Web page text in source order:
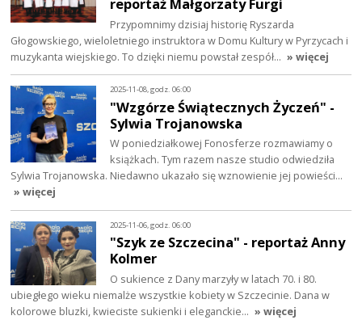
Przypomnimy dzisiaj historię Ryszarda
Głogowskiego, wieloletniego instruktora w Domu Kultury w Pyrzycach i
muzykanta wiejskiego. To dzięki niemu powstał zespół… » więcej
2025-11-08, godz. 06:00
"Wzgórze Świątecznych Życzeń" -
Sylwia Trojanowska
W poniedziałkowej Fonosferze rozmawiamy o
książkach. Tym razem nasze studio odwiedziła
Sylwia Trojanowska. Niedawno ukazało się wznowienie jej powieści…
» więcej
2025-11-06, godz. 06:00
"Szyk ze Szczecina" - reportaż Anny
Kolmer
O sukience z Dany marzyły w latach 70. i 80.
ubiegłego wieku niemalże wszystkie kobiety w Szczecinie. Dana w
kolorowe bluzki, kwieciste sukienki i eleganckie… » więcej